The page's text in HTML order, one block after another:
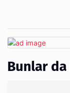
Bunlar